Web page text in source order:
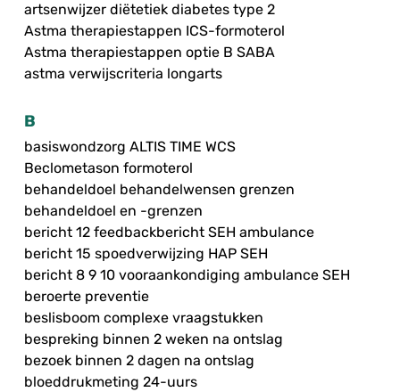
artsenwijzer diëtetiek diabetes type 2
Astma therapiestappen ICS-formoterol
Astma therapiestappen optie B SABA
astma verwijscriteria longarts
B
basiswondzorg ALTIS TIME WCS
Beclometason formoterol
behandeldoel behandelwensen grenzen
behandeldoel en -grenzen
bericht 12 feedbackbericht SEH ambulance
bericht 15 spoedverwijzing HAP SEH
bericht 8 9 10 vooraankondiging ambulance SEH
beroerte preventie
beslisboom complexe vraagstukken
bespreking binnen 2 weken na ontslag
bezoek binnen 2 dagen na ontslag
bloeddrukmeting 24-uurs